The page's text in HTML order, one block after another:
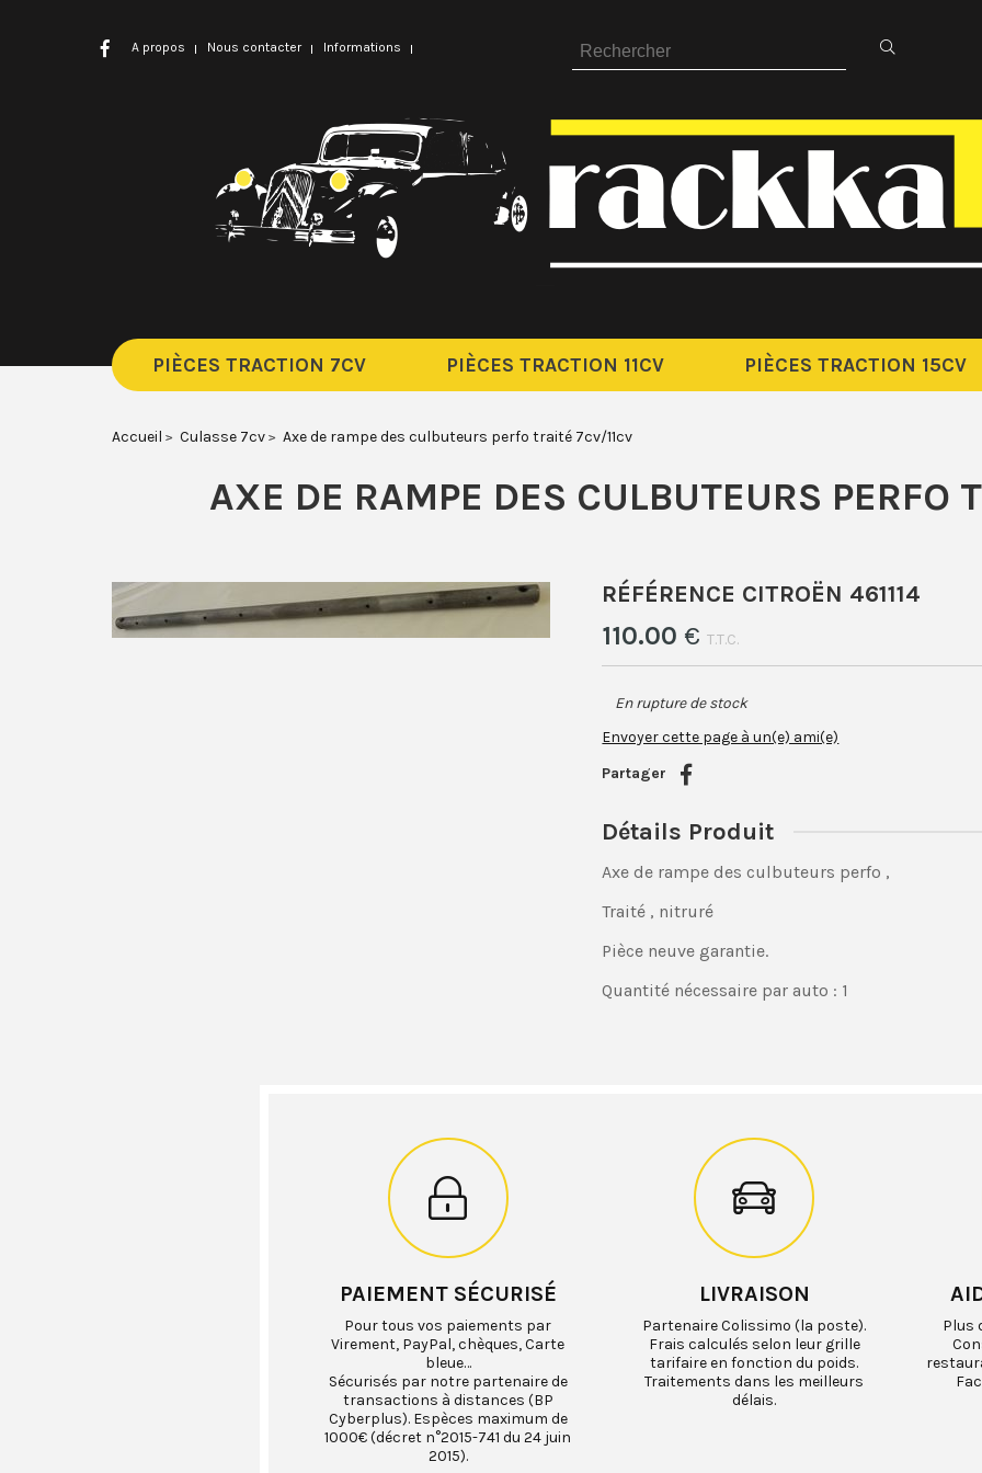
PIÈCES TRACTION 7CV PIÈCES TRACTION 11CV PIÈCES TRACTION 15CV
Accueil Culasse 7cv Axe de rampe des culbuteurs perfo traité 7cv/11cv
AXE DE RAMPE DES CULBUTEURS PERFO
RÉFÉRENCE CITROËN 461114
110.00 €T.T.C.
En rupture de stock
Envoyer cette page à un(e) ami(e)
Partager
Détails Produit
Axe de rampe des culbuteurs perfo ,
Traité , nitruré
Pièce neuve garantie.
Quantité nécessaire par auto : 1
A propos Nous contacter Informations
PAIEMENT SÉCURISÉ
Pour tous vos paiements par
Virement, PayPal, chèques, Carte
bleue…
Sécurisés par notre partenaire de
transactions à distances (BP
Cyberplus). Espèces maximum de
1000€ (décret n°2015-741 du 24 juin
2015).
LIVRAISON
Partenaire Colissimo (la poste).
Frais calculés selon leur grille
tarifaire en fonction du poids.
Traitements dans les meilleurs
délais.
Plus